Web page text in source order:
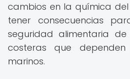
cambios en la química
tener consecuencias
seguridad alimentaria
costeras que
marinos.